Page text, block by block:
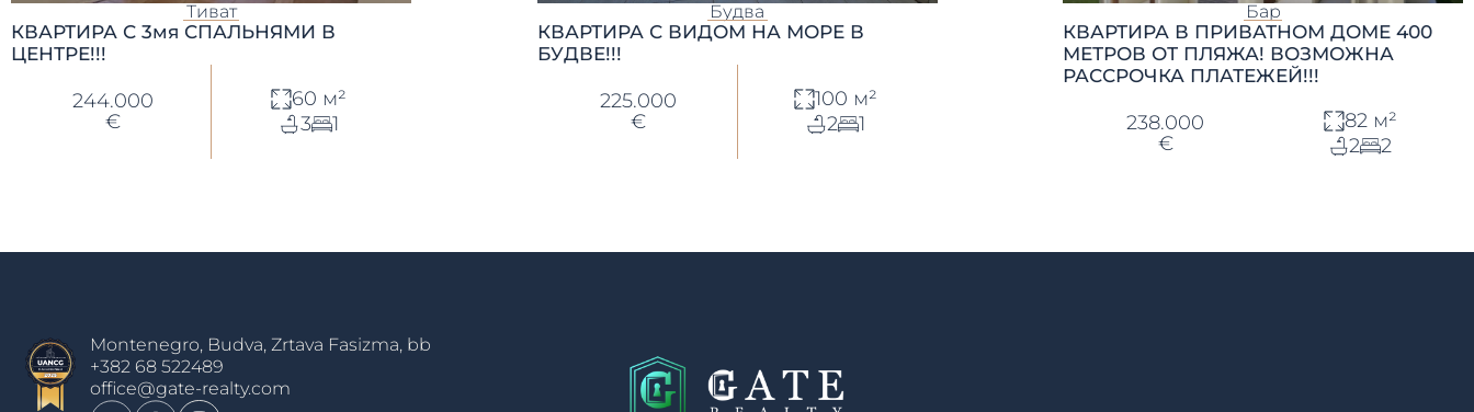
Тиват
КВАРТИРА С 3мя СПАЛЬНЯМИ В
ЦЕНТРЕ!!!
244.000
€
60 м²
3
1
Будва
КВАРТИРА С ВИДОМ НА МОРЕ В
БУДВЕ!!!
225.000
€
100 м²
2
1
Бар
КВАРТИРА В ПРИВАТНОМ ДОМЕ 400
МЕТРОВ ОТ ПЛЯЖА! ВОЗМОЖНА
РАССРОЧКА ПЛАТЕЖЕЙ!!!
238.000
€
82 м²
2
2
Montenegro, Budva, Zrtava Fasizma, bb
+382 68 522489
office@gate-realty.com